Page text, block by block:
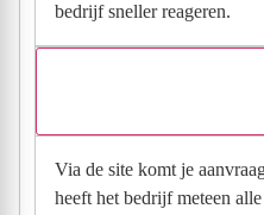
bedrijf sneller reageren.
Via de site komt je
heeft het bedrijf meteen